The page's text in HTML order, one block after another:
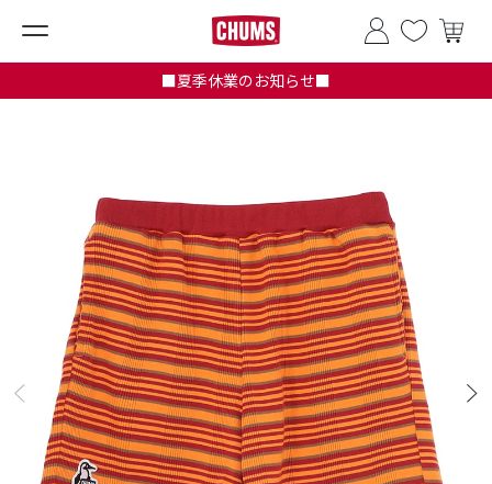
■夏季休業のお知らせ■